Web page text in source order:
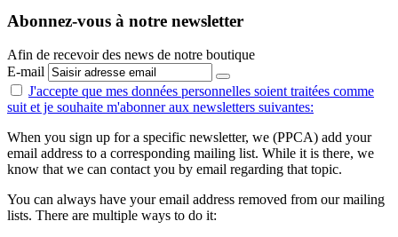
Abonnez-vous à notre newsletter
Afin de recevoir des news de notre boutique
E-mail
J'accepte que mes données personnelles soient traitées comme
suitet je souhaite m'abonner aux newsletters suivantes:
When you sign up for a specific newsletter, we (PPCA) add your
email address to a corresponding mailing list. While it is there, we
know that we can contact you by email regarding that topic.
You can always have your email address removed from our mailing
lists. There are multiple ways to do it: